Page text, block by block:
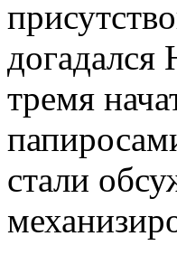
догадался
тремя
стали